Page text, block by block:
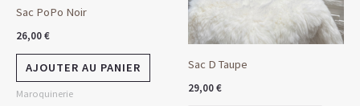
Sac PoPo Noir
26,00€
AJOUTER AU PANIER
Maroquinerie
Sac D Taupe
29,00€